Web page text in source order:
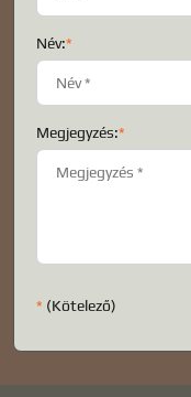
Név:*
Megjegyzés:*
* (Kötelező)